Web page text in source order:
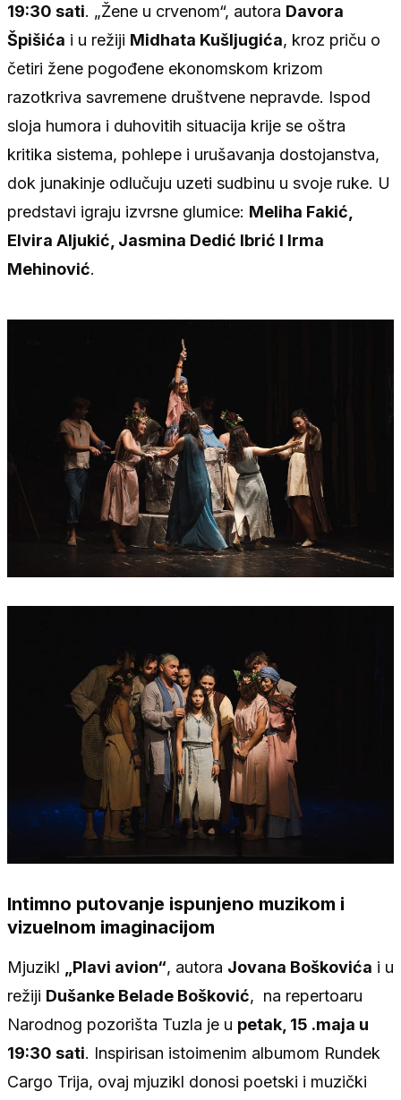
19:30 sati. „Žene u crvenom“, autora Davora
Špišića i u režiji Midhata Kušljugića, kroz priču o
četiri žene pogođene ekonomskom krizom
razotkriva savremene društvene nepravde. Ispod
sloja humora i duhovitih situacija krije se oštra
kritika sistema, pohlepe i urušavanja dostojanstva,
dok junakinje odlučuju uzeti sudbinu u svoje ruke. U
predstavi igraju izvrsne glumice: Meliha Fakić,
Elvira Aljukić, Jasmina Dedić Ibrić I Irma
Mehinović.
Intimno putovanje ispunjeno muzikom i
vizuelnom imaginacijom
Mjuzikl „Plavi avion“, autora Jovana Boškovića i u
režiji Dušanke Belade Bošković, na repertoaru
Narodnog pozorišta Tuzla je u petak, 15 .maja u
19:30 sati. Inspirisan istoimenim albumom Rundek
Cargo Trija, ovaj mjuzikl donosi poetski i muzički